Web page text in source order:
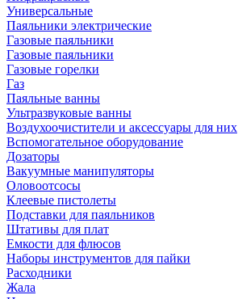
Универсальные
Паяльники электрические
Газовые паяльники
Газовые паяльники
Газовые горелки
Газ
Паяльные ванны
Ультразвуковые ванны
Воздухоочистители и аксессуары для них
Вспомогательное оборудование
Дозаторы
Вакуумные манипуляторы
Оловоотсосы
Клеевые пистолеты
Подставки для паяльников
Штативы для плат
Емкости для флюсов
Наборы инструментов для пайки
Расходники
Жала